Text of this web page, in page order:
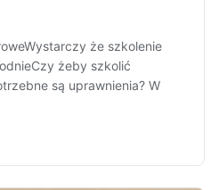
że szkolenie
żeby szkolić
są uprawnienia? W